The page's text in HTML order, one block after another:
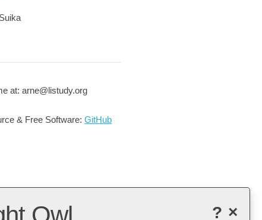
at: arne@listudy.org
& Free Software:GitHub
×
?